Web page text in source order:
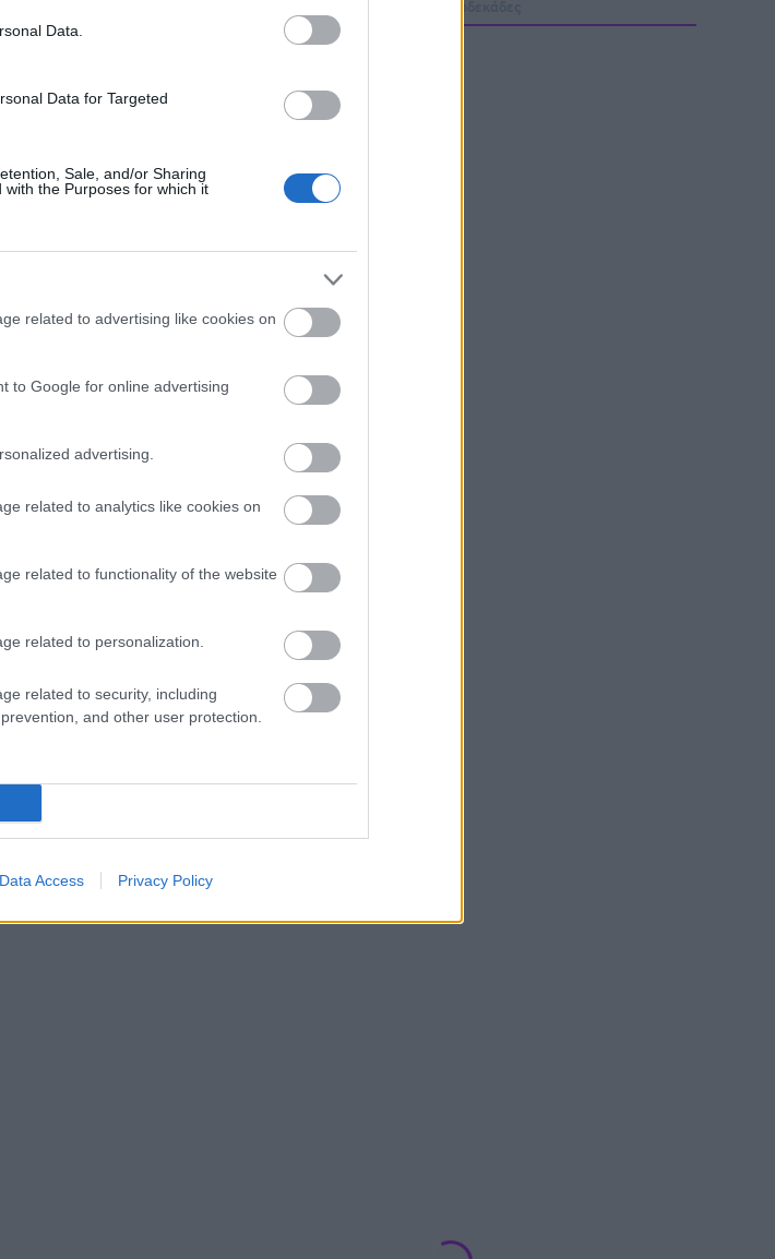
Data.
Data for Targeted
Sale, and/or Sharing
the Purposes for which it
related to advertising like cookies on
to Google for online advertising
advertising.
related to analytics like cookies on
related to functionality of the website
related to personalization.
related to security, including
and other user protection.
Data Access Privacy Policy